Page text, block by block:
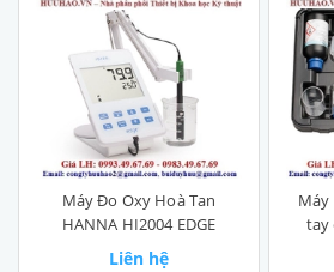
Máy Đo Oxy Hoà Tan
HANNA HI2004 EDGE
Liên hệ
Máy
tay